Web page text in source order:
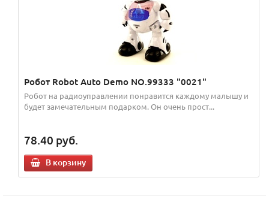
Робот Robot Auto Demo NO.99333 "0021"
Робот на радиоуправлении понравится каждому малышу и
будет замечательным подарком. Он очень прост...
78.40 руб.
В корзину